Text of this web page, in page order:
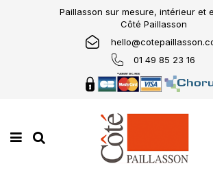
Paillasson sur mesure, intérieur et
Côté Paillasson
01 49 85 23 16